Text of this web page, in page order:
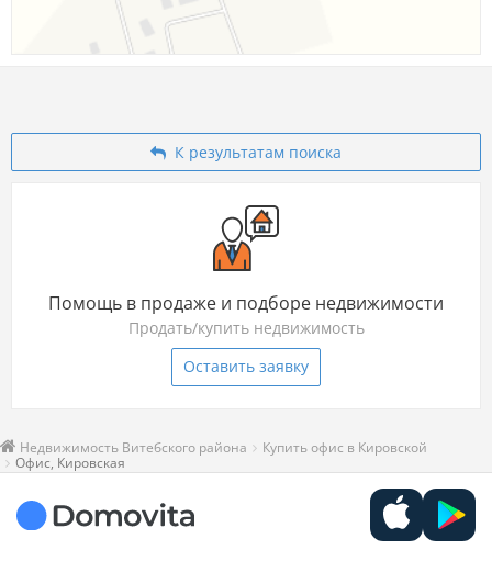
К результатам поиска
Помощь в продаже и подборе недвижимости
Продать/купить недвижимость
Оставить заявку
Недвижимость Витебского района
Купить офис в Кировской
Офис, Кировская